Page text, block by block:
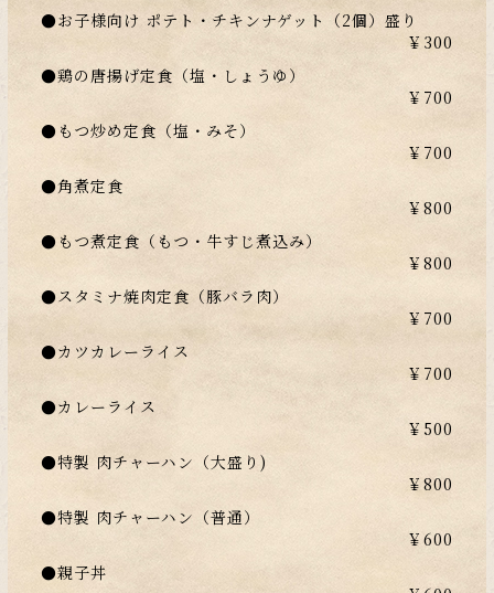
●お子様向け ポテト・チキンナゲット（2個）盛り
￥300
●鶏の唐揚げ定食（塩・しょうゆ）
￥700
●もつ炒め定食（塩・みそ）
￥700
●角煮定食
￥800
●もつ煮定食（もつ・牛すじ煮込み）
￥800
●スタミナ焼肉定食（豚バラ肉）
￥700
●カツカレーライス
￥700
●カレーライス
￥500
●特製 肉チャーハン（大盛り)
￥800
●特製 肉チャーハン（普通）
￥600
●親子丼